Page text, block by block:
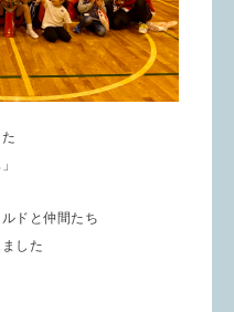
ドと仲間たち
した